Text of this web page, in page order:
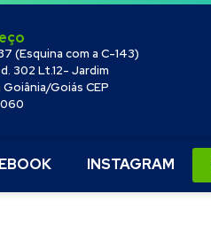
(Esquina com a C-143)
302 Lt.12- Jardim
Goiânia/Goiás CEP
INSTAGRAM